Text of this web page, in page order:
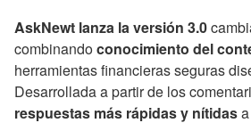
AskNewt lanza la versión 3.0
combinandoconocimiento del
herramientas financieras seguras
Desarrollada a partir de los
respuestas más rápidas y nítidas